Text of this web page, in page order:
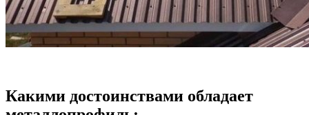
Какими достоинствами обладает